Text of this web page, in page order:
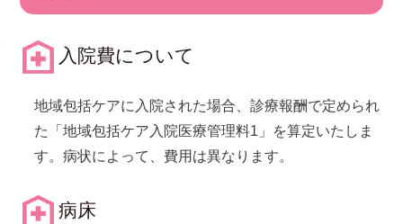
入院費について
地域包括ケアに入院された場合、診療報酬で定められ
た「地域包括ケア入院医療管理料1」を算定いたしま
す。病状によって、費用は異なります。
病床